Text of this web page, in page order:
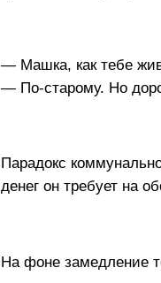
— Машка, как тебе
— По-старому. Но
Парадокс
денег он требует на
На фоне замедление